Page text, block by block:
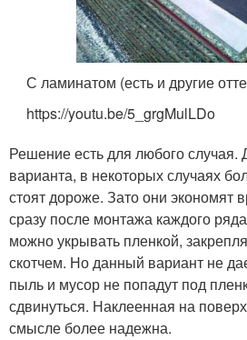
С ламинатом (есть и другие
https://youtu.be/5_grgMulLDo
Решение есть для любого случая.
варианта, в некоторых случаях
стоят дороже. Зато они экономят
сразу после монтажа каждого
можно укрывать пленкой,
скотчем. Но данный вариант не
пыль и мусор не попадут под
сдвинуться. Наклеенная на
смысле более надежна.